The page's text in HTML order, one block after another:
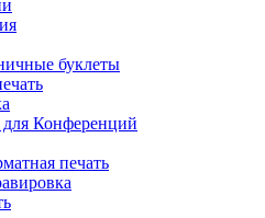
буклеты
Конференций
печать